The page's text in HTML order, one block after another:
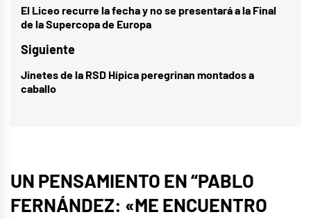
de
entradas
Entrada
anterior:
El Liceo recurre la fecha y no se presentará a la Final
de la Supercopa de Europa
Siguiente
Entrada
siguiente:
Jinetes de la RSD Hípica peregrinan montados a
caballo
UN PENSAMIENTO EN “PABLO
FERNÁNDEZ: «ME ENCUENTRO